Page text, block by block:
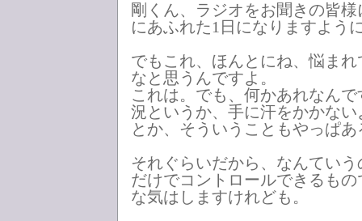
剛くん、ラジオをお聞きの皆
にあふれた1日になりますよう
でもこれ、ほんとにね、悩ま
なと思うんですよ。
これは。でも、何かあれなん
況というか、手に汗をかかな
とか、そういうこともやっぱ
それぐらいだから、なんてい
だけでコントロールできるも
な気はしますけれども。